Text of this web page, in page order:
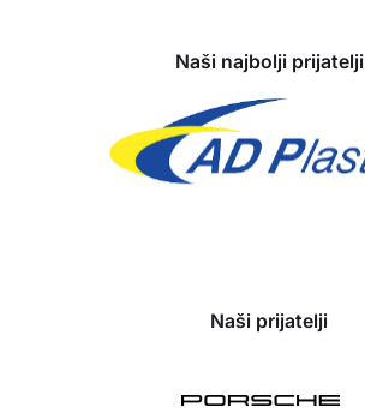
Naši najbolji prijatelji
Naši prijatelji